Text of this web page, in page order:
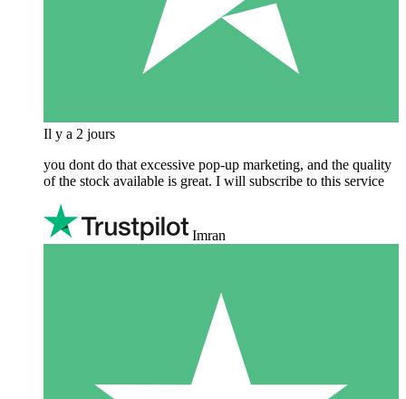
Il y a 2 jours
you dont do that excessive pop-up marketing, and the quality
of the stock available is great. I will subscribe to this service
Imran